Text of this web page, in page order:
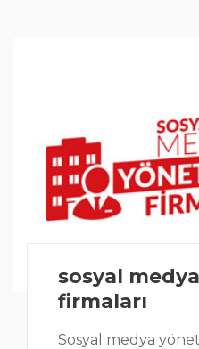
sosyal
firmaları
Sosyal medya